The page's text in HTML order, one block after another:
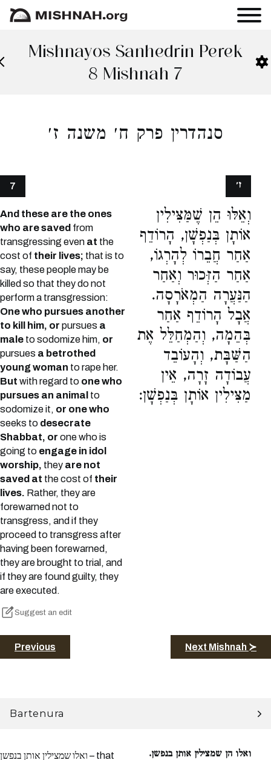
Mishnayos Sanhedrin Perek
8 Mishnah 7
סנהדרין פרק ח׳ משנה ז׳
7
And these are the ones
who are saved from
transgressing even at the
cost of their lives; that is to
say, these people may be
killed so that they do not
perform a transgression:
One who pursues another
to kill him, or pursues a
male to sodomize him, or
pursues a betrothed
young woman to rape her.
But with regard to one who
pursues an animal to
sodomize it, or one who
seeks to desecrate
Shabbat, or one who is
going to engage in idol
worship, they are not
saved at the cost of their
lives. Rather, they are
forewarned not to
transgress, and if they
proceed to transgress after
having been forewarned,
they are brought to trial, and
if they are found guilty, they
are executed.
Suggest an edit
וְאֵלּוּ הֵן שֶׁמַּצִּילִין
אוֹתָן בְּנַפְשָׁן, הָרוֹדֵף
אַחַר חֲבֵרוֹ לְהָרְגוֹ,
אַחַר הַזְּכוּר וְאַחַר
הַנַּעֲרָה הַמְאֹרָסָה.
אֲבָל הָרוֹדֵף אַחַר
בְּהֵמָה, וְהַמְחַלֵּל אֶת
הַשַּׁבָּת, וְהָעוֹבֵד
עֲבוֹדָה זָרָה, אֵין
מַצִּילִין אוֹתָן בְּנַפְשָׁן:
ז׳
Previous Next Mishnah ≻
Bartenura
ואלו שמצילין אותן בנפשן – that
ואלו הן שמצילין אותן בנפשן.